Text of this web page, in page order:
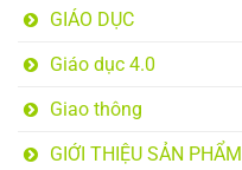
GIÁO DỤC
Giáo dục 4.0
Giao thông
GIỚI THIỆU SẢN PHẨM